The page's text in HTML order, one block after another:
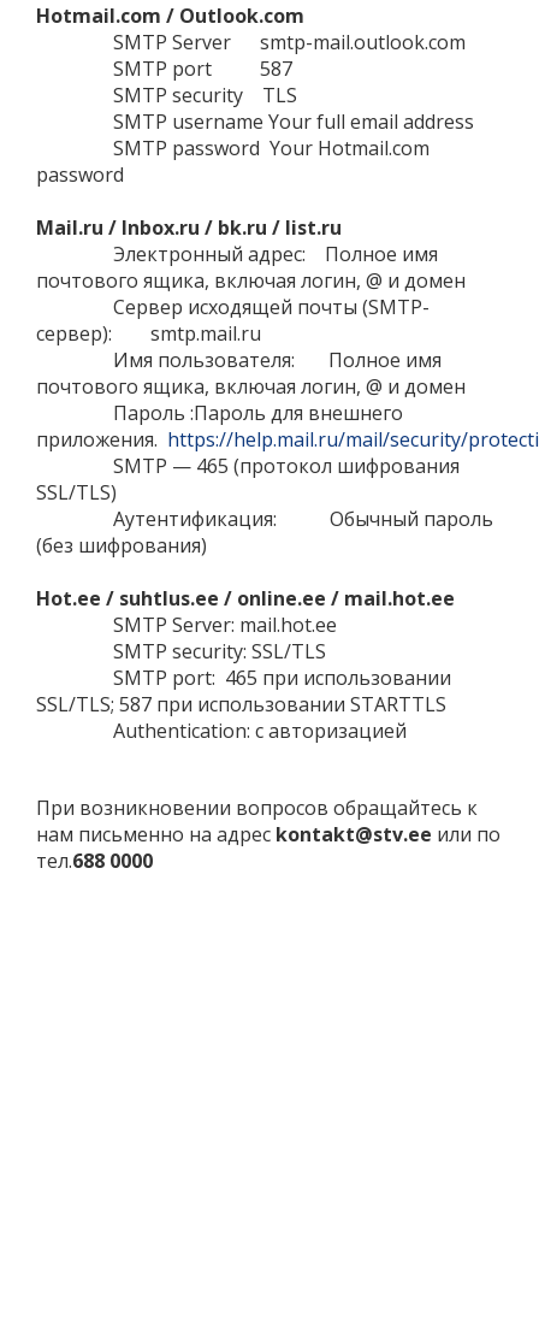
Hotmail.com / Outlook.com
SMTP Server smtp-mail.outlook.com
SMTP port 587
SMTP security TLS
SMTP username Your full email address
SMTP password Your Hotmail.com
password
Mail.ru / Inbox.ru / bk.ru / list.ru
Электронный адрес: Полное имя
почтового ящика, включая логин, @ и домен
Сервер исходящей почты (SMTP-
сервер): smtp.mail.ru
Имя пользователя: Полное имя
почтового ящика, включая логин, @ и домен
Пароль :Пароль для внешнего
приложения. https://help.mail.ru/mail/security/
SMTP — 465 (протокол шифрования
SSL/TLS)
Аутентификация: Обычный пароль
(без шифрования)
Hot.ee / suhtlus.ee / online.ee / mail.hot.ee
SMTP Server: mail.hot.ee
SMTP security: SSL/TLS
SMTP port: 465 при использовании
SSL/TLS; 587 при использовании STARTTLS
Authentication: c авторизацией
При возникновении вопросов обращайтесь к
нам письменно на адрес kontakt@stv.ee или по
тел.688 0000